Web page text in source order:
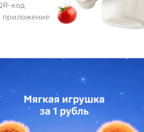
код
приложение